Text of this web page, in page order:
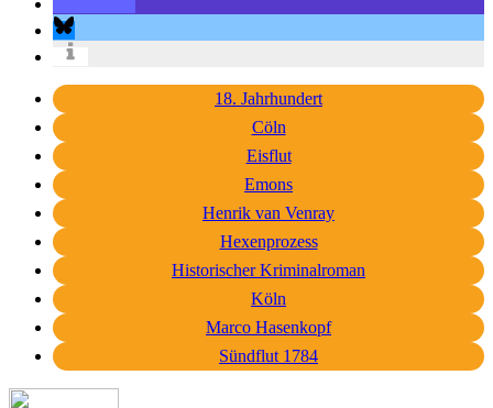
18. Jahrhundert
Cöln
Eisflut
Emons
Henrik van Venray
Hexenprozess
Historischer Kriminalroman
Köln
Marco Hasenkopf
Sündflut 1784